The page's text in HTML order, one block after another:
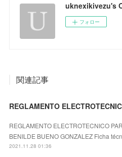
uknexikivezu's
フォロー
関連記事
REGLAMENTO ELECTROTECNICO
BENILDE BUENO GONZALEZ Ficha
2021.11.28 01:36